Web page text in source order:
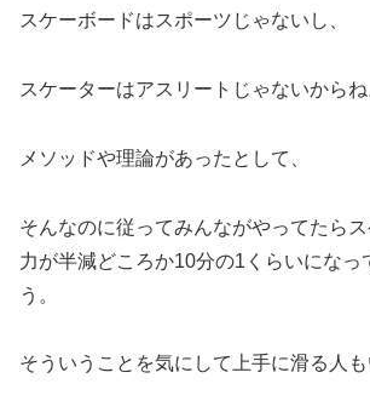
スケーボードはスポーツじゃないし、
スケーターはアスリートじゃないからね
メソッドや理論があったとして、
そんなのに従ってみんながやってたら
力が半減どころか10分の1くらいになっ
う。
そういうことを気にして上手に滑る人も